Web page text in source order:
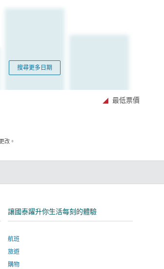
搜尋更多日期
最低票價
改。
讓國泰躍升你生活每刻的體驗
航班
旅遊
購物